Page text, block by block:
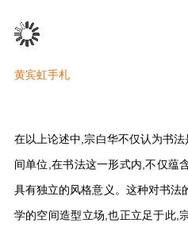
黄宾虹手札
在以上论述中,宗白华不仅认为书
间单位,在书法这一形式内,不仅蕴
具有独立的风格意义。这种对书法
学的空间造型立场,也正立足于此,